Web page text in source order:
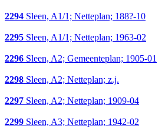
2294 Sleen, A1/1; Netteplan; 188?-10
2295 Sleen, A1/1; Netteplan; 1963-02
2296 Sleen, A2; Gemeenteplan; 1905-01
2298 Sleen, A2; Netteplan; z.j.
2297 Sleen, A2; Netteplan; 1909-04
2299 Sleen, A3; Netteplan; 1942-02